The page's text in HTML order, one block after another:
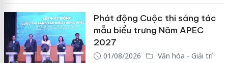
Phát động Cuộc thi sáng tác
mẫu biểu trưng Năm APEC
2027
01/08/2026 Văn hóa - Giải trí